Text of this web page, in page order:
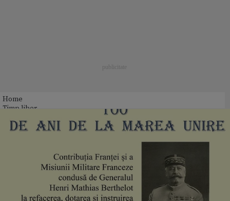
Home
Timp liber